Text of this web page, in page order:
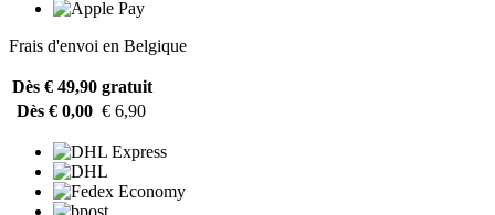
Frais d'envoi en Belgique
Dès € 49,90 gratuit
Dès € 0,00 € 6,90